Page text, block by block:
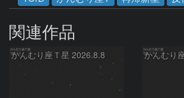
関連作品
かんむり座Ｔ星 2026.8.8 かんむり